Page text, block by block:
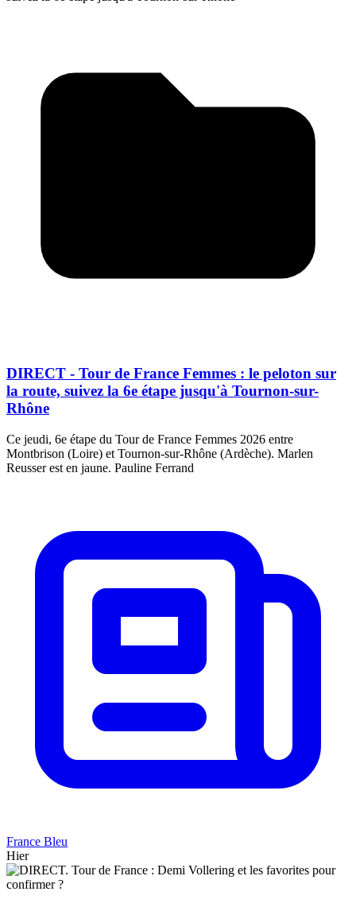
DIRECT - Tour de France Femmes : le peloton sur
la route, suivez la 6e étape jusqu'à Tournon-sur-
Rhône
Ce jeudi, 6e étape du Tour de France Femmes 2026 entre
Montbrison (Loire) et Tournon-sur-Rhône (Ardèche). Marlen
Reusser est en jaune. Pauline Ferrand
France Bleu
Hier